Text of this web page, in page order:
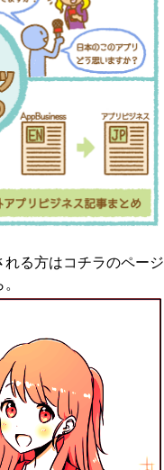
れる方はコチラのページ